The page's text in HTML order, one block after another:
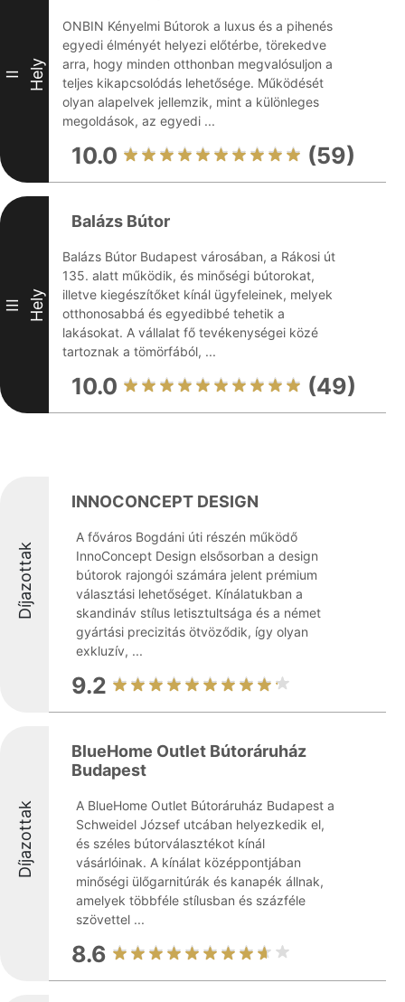
II Hely
ONBIN Kényelmi Bútorok a luxus és a pihenés
egyedi élményét helyezi előtérbe, törekedve
arra, hogy minden otthonban megvalósuljon a
teljes kikapcsolódás lehetősége. Működését
olyan alapelvek jellemzik, mint a különleges
megoldások, az egyedi ...
10.0 (59)
III Hely
Balázs Bútor
Balázs Bútor Budapest városában, a Rákosi út
135. alatt működik, és minőségi bútorokat,
illetve kiegészítőket kínál ügyfeleinek, melyek
otthonosabbá és egyedibbé tehetik a
lakásokat. A vállalat fő tevékenységei közé
tartoznak a tömörfából, ...
10.0 (49)
Díjazottak
INNOCONCEPT DESIGN
A főváros Bogdáni úti részén működő
InnoConcept Design elsősorban a design
bútorok rajongói számára jelent prémium
választási lehetőséget. Kínálatukban a
skandináv stílus letisztultsága és a német
gyártási precizitás ötvöződik, így olyan
exkluzív, ...
9.2
Díjazottak
BlueHome Outlet Bútoráruház
Budapest
A BlueHome Outlet Bútoráruház Budapest a
Schweidel József utcában helyezkedik el,
és széles bútorválasztékot kínál
vásárlóinak. A kínálat középpontjában
minőségi ülőgarnitúrák és kanapék állnak,
amelyek többféle stílusban és százféle
szövettel ...
8.6